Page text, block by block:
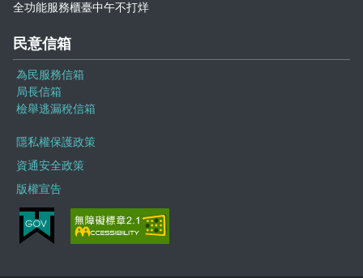
全功能服務櫃臺中午不打烊
民意信箱
為民服務信箱
局長信箱
檢舉逃漏稅信箱
隱私權保護政策
資通安全政策
版權宣告